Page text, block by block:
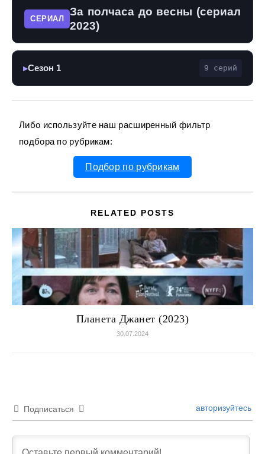
СЕРИАЛ
За полчаса до весны (сериал
2023)
▶Сезон 1 9 серий
Либо используйте наш расширенный фильтр
подбора по рубрикам:
Подбор по рубрикам
RELATED POSTS
Планета Джанет (2023)
30.07.2024
Подписаться авторизуйтесь